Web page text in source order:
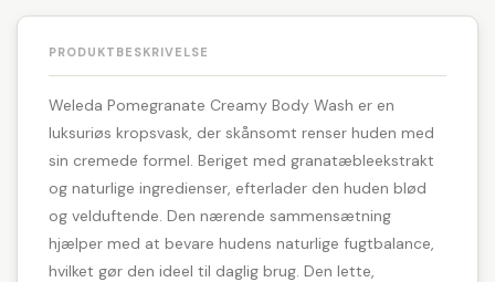
PRODUKTBESKRIVELSE
Weleda Pomegranate Creamy Body Wash er en
luksuriøs kropsvask, der skånsomt renser huden med
sin cremede formel. Beriget med granatæbleekstrakt
og naturlige ingredienser, efterlader den huden blød
og velduftende. Den nærende sammensætning
hjælper med at bevare hudens naturlige fugtbalance,
hvilket gør den ideel til daglig brug. Den lette,